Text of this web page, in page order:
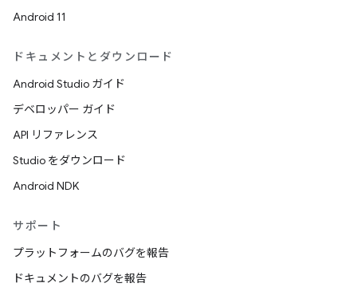
Android 11
ドキュメントとダウンロード
Android Studio ガイド
デベロッパー ガイド
API リファレンス
Studio をダウンロード
Android NDK
サポート
プラットフォームのバグを報告
ドキュメントのバグを報告